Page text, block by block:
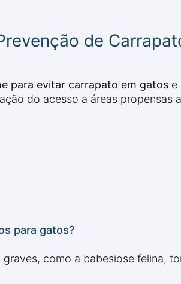
de
para evitar carrapato em gatos e
do acesso a áreas
para gatos?
como a babesiose felina,